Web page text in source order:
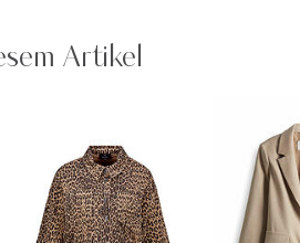
Artikel